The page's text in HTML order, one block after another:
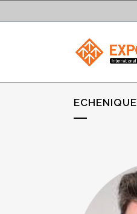
ECHENIQUE